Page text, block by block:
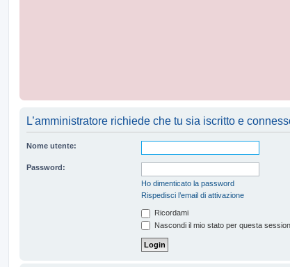
L’amministratore richiede che tu sia iscritto e
Nome utente:
Password:
Ho dimenticato la password
Rispedisci l’email di attivazione
Ricordami
Nascondi il mio stato per questa